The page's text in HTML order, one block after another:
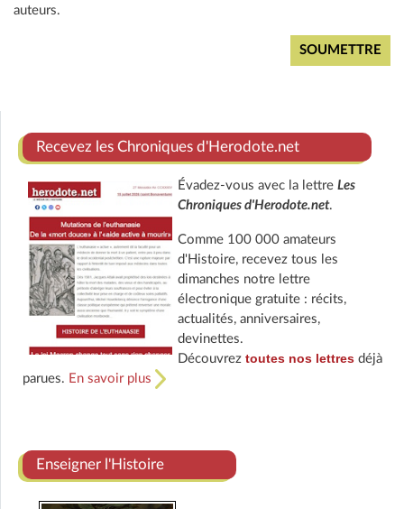
auteurs.
Recevez les Chroniques d'Herodote.net
Évadez-vous avec la lettre Les
Chroniques d'Herodote.net.
Comme 100 000 amateurs
d'Histoire, recevez tous les
dimanches notre lettre
électronique gratuite : récits,
actualités, anniversaires,
devinettes.
Découvrez toutes nos lettresdéjà
parues. En savoir plus
Enseigner l'Histoire